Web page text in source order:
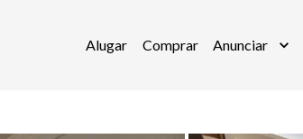
Alugar Comprar Anunciar